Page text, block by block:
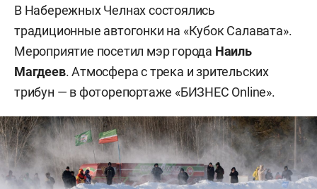
В Набережных Челнах состоялись
традиционные автогонки на «Кубок Салавата».
Мероприятие посетил мэр города Наиль
Магдеев. Атмосфера с трека и зрительских
трибун — в фоторепортаже «БИЗНЕС Online».